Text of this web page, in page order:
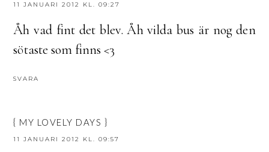
11 JANUARI 2012 KL. 09:27
Åh vad fint det blev. Åh vilda bus är nog den
sötaste som finns <3
SVARA
{ MY LOVELY DAYS }
11 JANUARI 2012 KL. 09:57